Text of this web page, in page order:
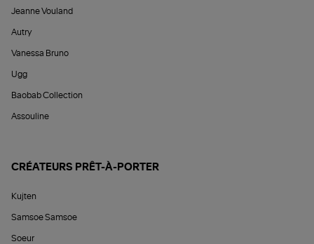
Jeanne Vouland
Autry
Vanessa Bruno
Ugg
Baobab Collection
Assouline
CRÉATEURS PRÊT-À-PORTER
Kujten
Samsoe Samsoe
Soeur